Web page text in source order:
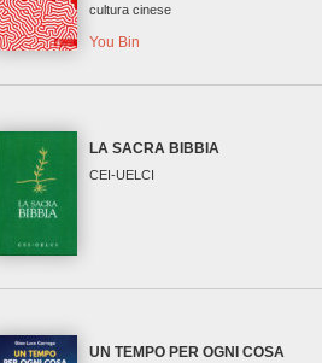
cultura cinese
You Bin
LA SACRA BIBBIA
CEI-UELCI
UN TEMPO PER OGNI COSA